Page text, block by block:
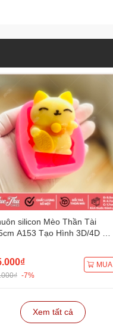
silicon Mèo Thần Tài
A153 Tạo Hình 3D/4D Đa
-7%
MUA
Xem tất cả